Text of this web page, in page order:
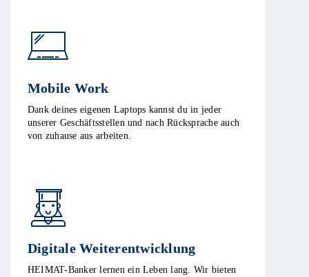
Mobile Work
Dank deines eigenen Laptops kannst du in jeder
unserer Geschäftsstellen und nach Rücksprache auch
von zuhause aus arbeiten.
Digitale Weiterentwicklung
HEIMAT-Banker lernen ein Leben lang. Wir bieten